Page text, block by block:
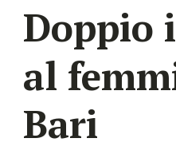
Doppio
al
Bari